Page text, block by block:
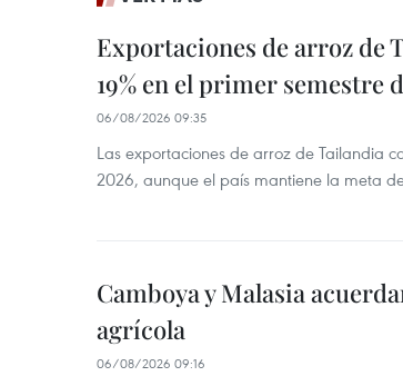
Exportaciones de arroz de
19% en el primer semestre
06/08/2026 09:35
Las exportaciones de arroz de Tailandia
2026, aunque el país mantiene la meta
Camboya y Malasia
agrícola
06/08/2026 09:16